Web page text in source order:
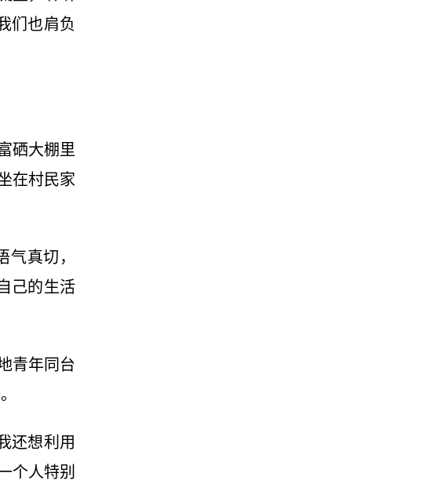
们也肩负
硒大棚里
在村民家
真切，
己的生活
青年同台
还想利用
个人特别